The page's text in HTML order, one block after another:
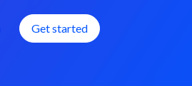
Get started